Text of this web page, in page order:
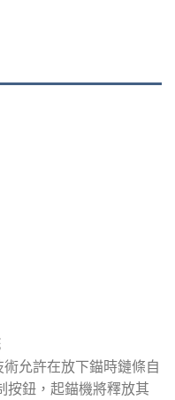
允許在放下錨時鏈條自
按鈕，起錨機將釋放其